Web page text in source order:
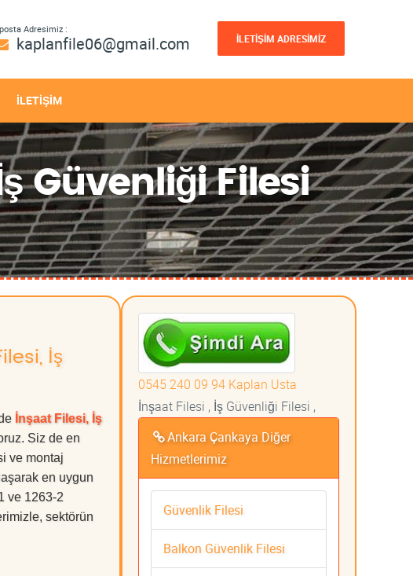
Adresimiz :
kaplanfile06@gmail.com İLETİŞİM ADRESİMİZ
İLETİŞİM
Güvenliği Filesi
İş
İnşaat Filesi, İş
Siz de en
ve montaj
en uygun
ve 1263-2
sektörün
0545 240 09 94 Kaplan Usta
İnşaat Filesi , İş Güvenliği Filesi ,
Ankara Çankaya Diğer
Hizmetlerimiz
Güvenlik Filesi
Balkon Güvenlik Filesi